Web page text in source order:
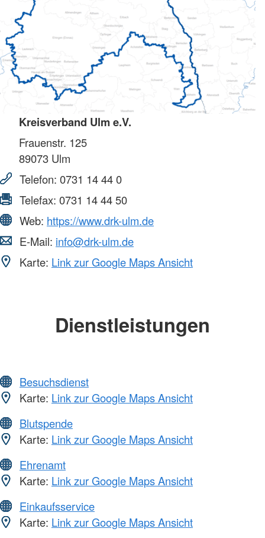
Kreisverband Ulm e.V.
Frauenstr. 125
89073 Ulm
Telefon: 0731 14 44 0
Telefax: 0731 14 44 50
Web: https://www.drk-ulm.de
E-Mail: info@drk-ulm.de
Karte: Link zur Google Maps Ansicht
Dienstleistungen
Besuchsdienst
Karte: Link zur Google Maps Ansicht
Blutspende
Karte: Link zur Google Maps Ansicht
Ehrenamt
Karte: Link zur Google Maps Ansicht
Einkaufsservice
Karte: Link zur Google Maps Ansicht